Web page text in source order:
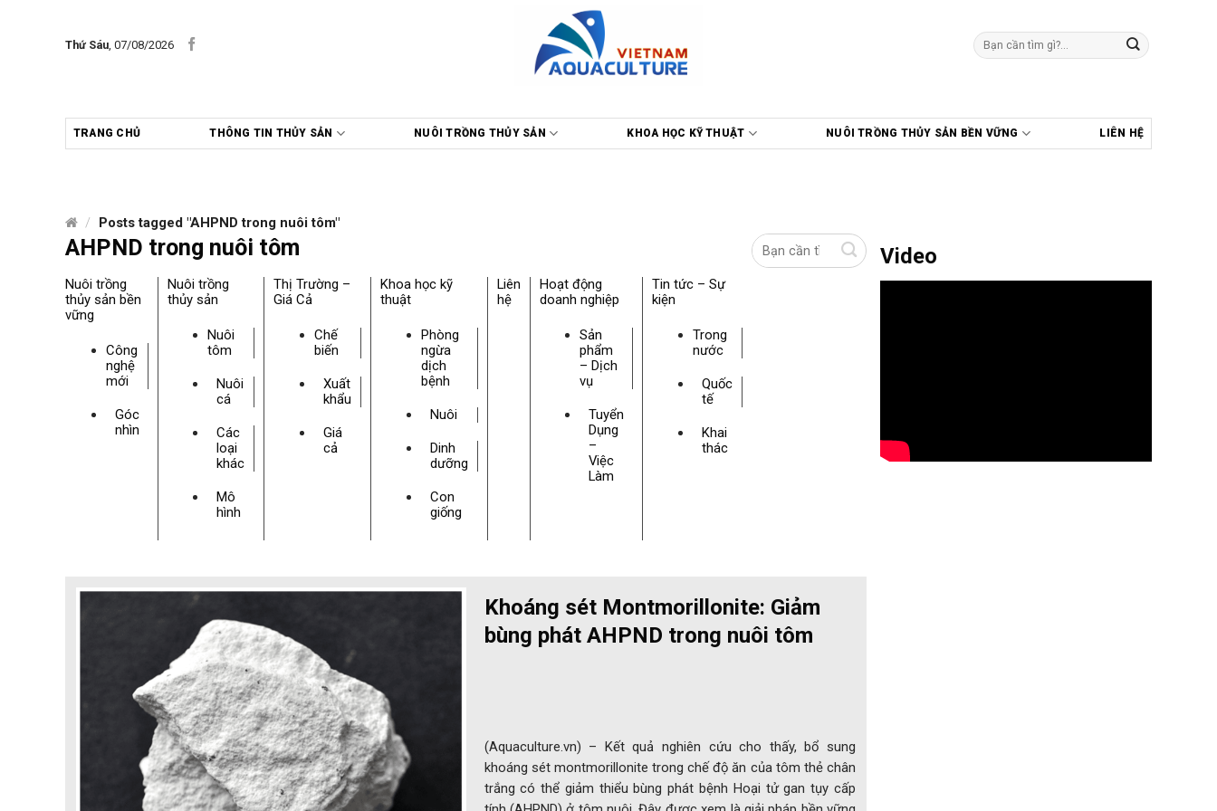
Thứ Sáu, 07/08/2026
Tìm
kiếm:
TRANG CHỦ THÔNG TIN THỦY SẢN NUÔI TRỒNG THỦY SẢN KHOA HỌC KỸ THUẬT NUÔI TRỒNG THỦY SẢN BỀN VỮNG LIÊN HỆ
/ Posts tagged "AHPND trong nuôi tôm"
AHPND trong nuôi tôm
Nuôi trồng
thủy sản bền
vững
Công
nghệ
mới
Góc
nhìn
Nuôi trồng
thủy sản
Nuôi
tôm
Nuôi
cá
Các
loại
khác
Mô
hình
Thị Trường –
Giá Cả
Chế
biến
Xuất
khẩu
Giá
cả
Khoa học kỹ
thuật
Phòng
ngừa
dịch
bệnh
Nuôi
Dinh
dưỡng
Con
giống
Liên
hệ
Hoạt động
doanh nghiệp
Sản
phẩm
– Dịch
vụ
Tuyển
Dụng
–
Việc
Làm
Tin tức – Sự
kiện
Trong
nước
Quốc
tế
Khai
thác
Khoáng sét Montmorillonite: Giảm
bùng phát AHPND trong nuôi tôm
(Aquaculture.vn) – Kết quả nghiên cứu cho thấy, bổ sung
khoáng sét montmorillonite trong chế độ ăn của tôm thẻ chân
trắng có thể giảm thiểu bùng phát bệnh Hoại tử gan tụy cấp
Video